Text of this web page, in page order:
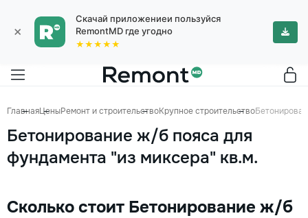
×
Скачай приложениеи пользуйся
RemontMD где угодно
★★★★★
ГлавнаяЦеныРемонт и строительствоКрупное строительство
Бетонирование ж/б пояса для
фундамента "из миксера" кв.м.
Сколько стоит Бетонирование ж/б